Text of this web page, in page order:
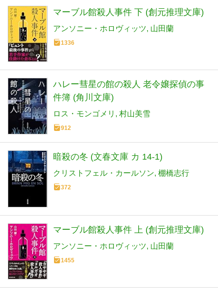
マーブル館殺人事件 下 (創元推理文庫)
アンソニー・ホロヴィッツ 山田蘭
1336
ハレー彗星の館の殺人 老令嬢探偵の事
件簿 (角川文庫)
ロス・モンゴメリ 村山美雪
912
暗殺の冬 (文春文庫 カ 14-1)
クリストフェル・カールソン 棚橋志行
372
マーブル館殺人事件 上 (創元推理文庫)
アンソニー・ホロヴィッツ 山田蘭
1455